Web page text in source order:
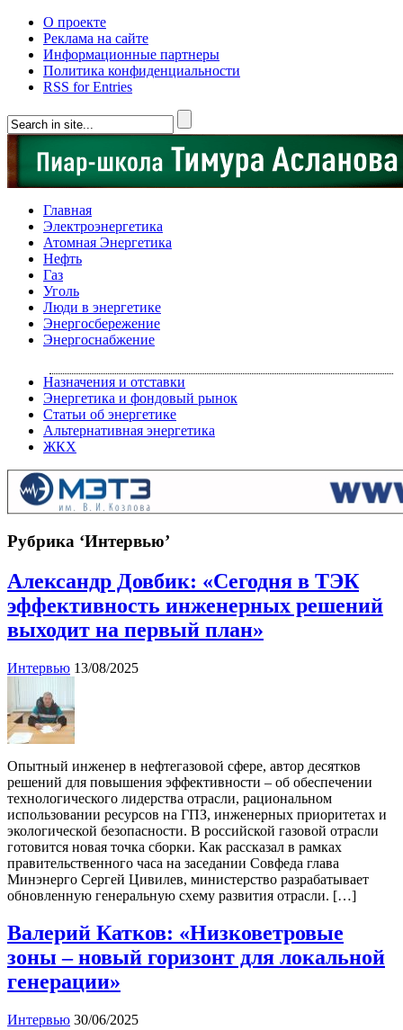
О проекте
Реклама на сайте
Информационные партнеры
Политика конфиденциальности
RSS for Entries
Главная
Электроэнергетика
Атомная Энергетика
Нефть
Газ
Уголь
Люди в энергетике
Энергосбережение
Энергоснабжение
Назначения и отставки
Энергетика и фондовый рынок
Статьи об энергетике
Альтернативная энергетика
ЖКХ
Рубрика ‘Интервью’
Александр Довбик: «Сегодня в ТЭК
эффективность инженерных решений
выходит на первый план»
Интервью 13/08/2025
Опытный инженер в нефтегазовой сфере, автор десятков
решений для повышения эффективности – об обеспечении
технологического лидерства отрасли, рациональном
использовании ресурсов на ГПЗ, инженерных приоритетах и
экологической безопасности. В российской газовой отрасли
готовится новая точка сборки. Как рассказал в рамках
правительственного часа на заседании Совфеда глава
Минэнерго Сергей Цивилев, министерство разрабатывает
обновленную генеральную схему развития отрасли. […]
Валерий Катков: «Низковетровые
зоны – новый горизонт для локальной
генерации»
Интервью 30/06/2025